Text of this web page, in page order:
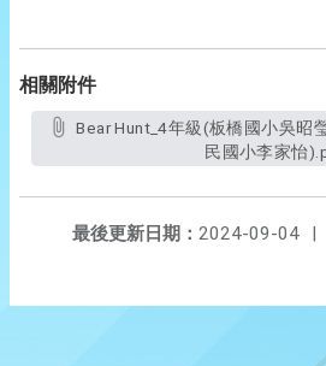
相關附件
Bear Hunt_4年級(板橋國小吳昭瑩、永和國小林鈺文、裕
民國小李家怡
最後更新日期： 2024-09-04
|